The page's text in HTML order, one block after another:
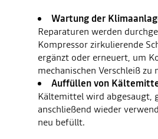
Wartung der
Reparaturen werden
Kompressor zirkulierende
ergänzt oder erneuert, um
mechanischen Verschleiß zu
Auffüllen von
Kältemittel wird abgesaugt,
anschließend wieder
neu befüllt.